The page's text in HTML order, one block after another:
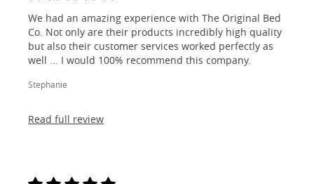
We had an amazing experience with The Original Bed
Co. Not only are their products incredibly high quality
but also their customer services worked perfectly as
well ... I would 100% recommend this company.
Stephanie
Read full review